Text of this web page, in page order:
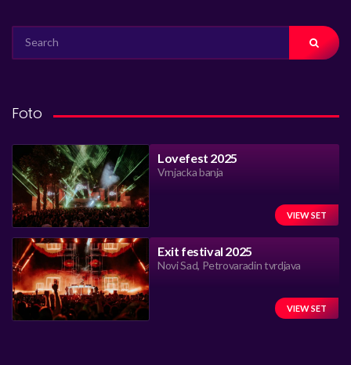
FOR:
Foto
Lovefest 2025
Vrnjacka banja
VIEW SET
Exit festival 2025
Novi Sad, Petrovaradin tvrdjava
VIEW SET